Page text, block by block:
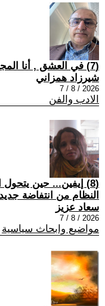
(7) في العشق , أنا المجنون وهي ذاتها ليلى
شيرزاد همزاني
2026 / 8 / 7
الادب والفن
(8) إيفين... حين
النظام من انتفاضة
سعاد عزيز
2026 / 8 / 7
مواضيع وابحاث سياسية